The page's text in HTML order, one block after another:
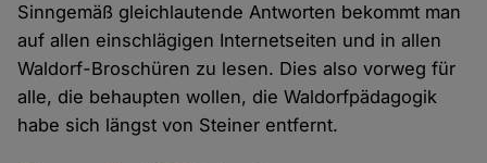
Sinngemäß gleichlautende Antworten bekommt man
auf allen einschlägigen Internetseiten und in allen
Waldorf-Broschüren zu lesen. Dies also vorweg für
alle, die behaupten wollen, die Waldorfpädagogik
habe sich längst von Steiner entfernt.